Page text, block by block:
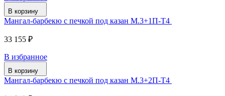
В корзину
Мангал-барбекю с печкой под казан М.3+1П-Т4
33 155 ₽
В избранное
В корзину
Мангал-барбекю с печкой под казан М.3+2П-Т4